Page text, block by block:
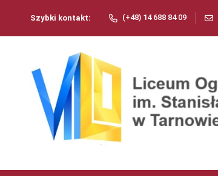
Szybki kontakt: (+48) 14 688 84 09